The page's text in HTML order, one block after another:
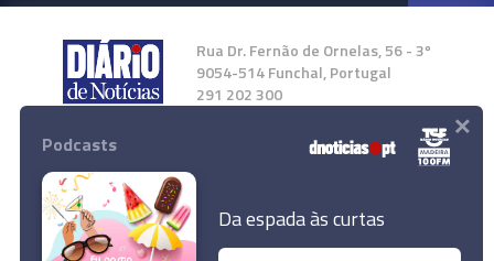
Rua Dr. Fernão de Ornelas, 56 - 3º
9054-514 Funchal, Portugal
291 202 300
Instale a nossa App
Podcasts
Da espada às curtas
×